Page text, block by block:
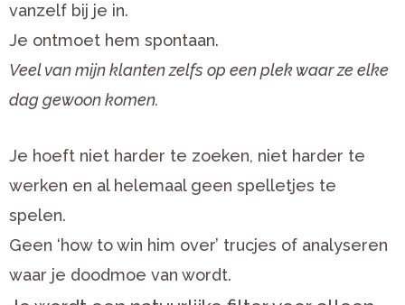
vanzelf bij je in.
Je ontmoet hem spontaan.
Veel van mijn klanten zelfs op een plek waar ze elke
dag gewoon komen.
Je hoeft niet harder te zoeken, niet harder te
werken en al helemaal geen spelletjes te
spelen.
Geen ‘how to win him over’ trucjes of analyseren
waar je doodmoe van wordt.